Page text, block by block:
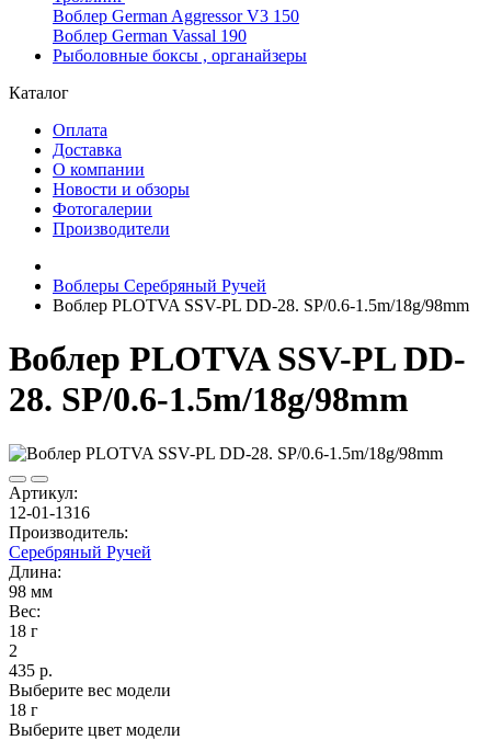
Воблер German Aggressor V3 150
Воблер German Vassal 190
Рыболовные боксы , органайзеры
Каталог
Оплата
Доставка
О компании
Новости и обзоры
Фотогалерии
Производители
Воблеры Серебряный Ручей
Воблер PLOTVA SSV-PL DD-28. SP/0.6-1.5m/18g/98mm
Воблер PLOTVA SSV-PL DD-
28. SP/0.6-1.5m/18g/98mm
Артикул:
12-01-1316
Производитель:
Серебряный Ручей
Длина:
98 мм
Вес:
18 г
2
435 р.
Выберите вес модели
18 г
Выберите цвет модели